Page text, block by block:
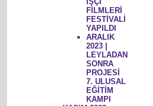
FİLMLERİ
FESTİVALİ
YAPILDI
ARALIK
2023 |
LEYLADAN
SONRA
PROJESİ
7. ULUSAL
EĞİTİM
KAMPI